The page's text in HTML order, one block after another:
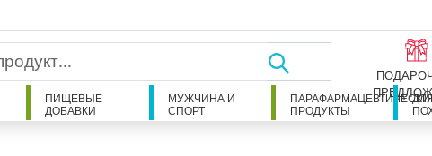
ПИЩЕВЫЕ
ДОБАВКИ
МУЖЧИНА И
СПОРТ
ПРОДУКТЫ